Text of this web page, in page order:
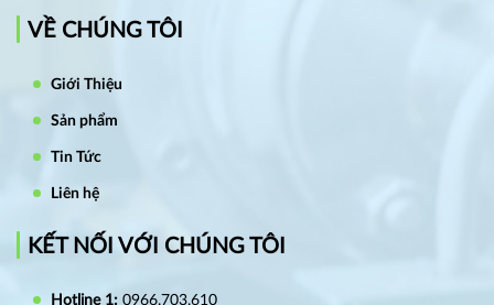
VỀ CHÚNG TÔI
Giới Thiệu
Sản phẩm
Tin Tức
Liên hệ
KẾT NỐI VỚI CHÚNG TÔI
Hotline 1: 0966.703.610